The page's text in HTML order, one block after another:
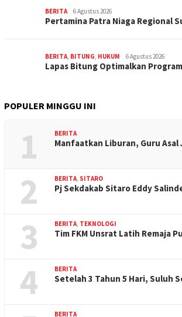
BERITA 6 Agustus 2026
Pertamina Patra Niaga Regional
BERITA, BITUNG, HUKUM 6 Agustus 2026
Lapas Bitung Optimalkan
POPULER MINGGU INI
1 BERITA
Manfaatkan Liburan, Guru
2 BERITA, SITARO
Pj Sekdakab Sitaro Eddy
3 BERITA, TEKNOLOGI
Tim FKM Unsrat Latih Remaja
4 BERITA
Setelah 3 Tahun 5 Hari, Suluh
BERITA